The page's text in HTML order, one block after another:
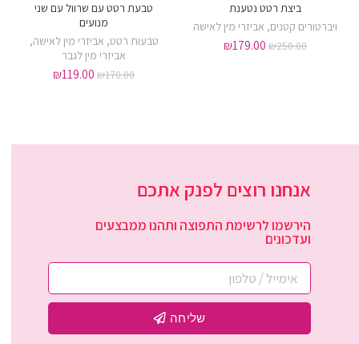
ביצת רטט נטענת
ויברטורים קטנים, אביזרי מין לאישה
₪250.00
₪179.00
טבעת רטט עם שרוול עם שני
מנועים
טבעות רטט, אביזרי מין לאישה,
אביזרי מין לגבר
₪170.00
₪119.00
אנחנו רוצים לפנק אתכם
הירשמו לרשימת התפוצה ותהנו ממבצעים
ועדכונים
שליחה